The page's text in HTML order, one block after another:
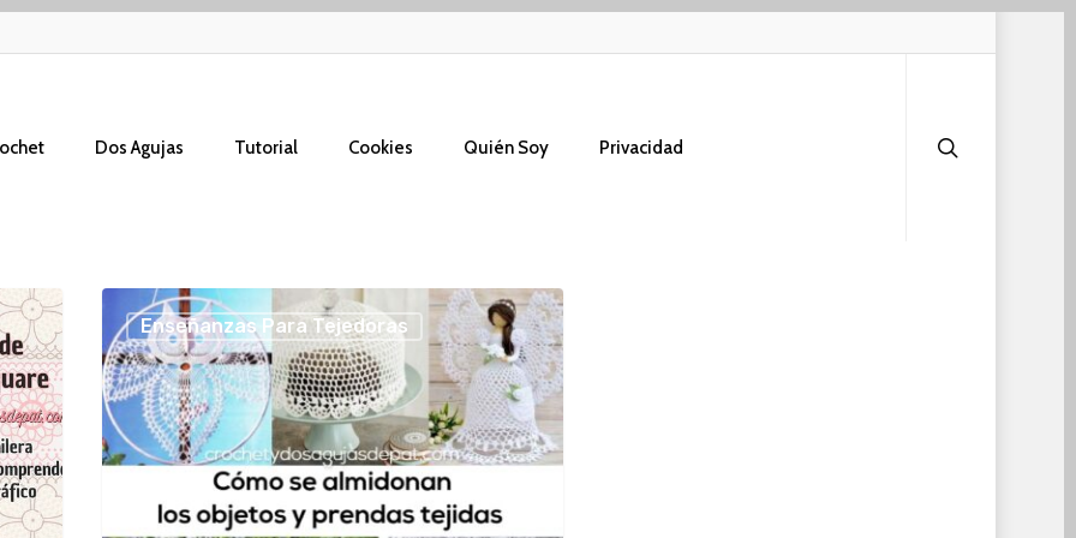
Dos Agujas Tutorial Cookies Quién Soy Privacidad
Cómo
almidonar
los
tejidos
a
crochet
Enseñanzas Para Tejedoras